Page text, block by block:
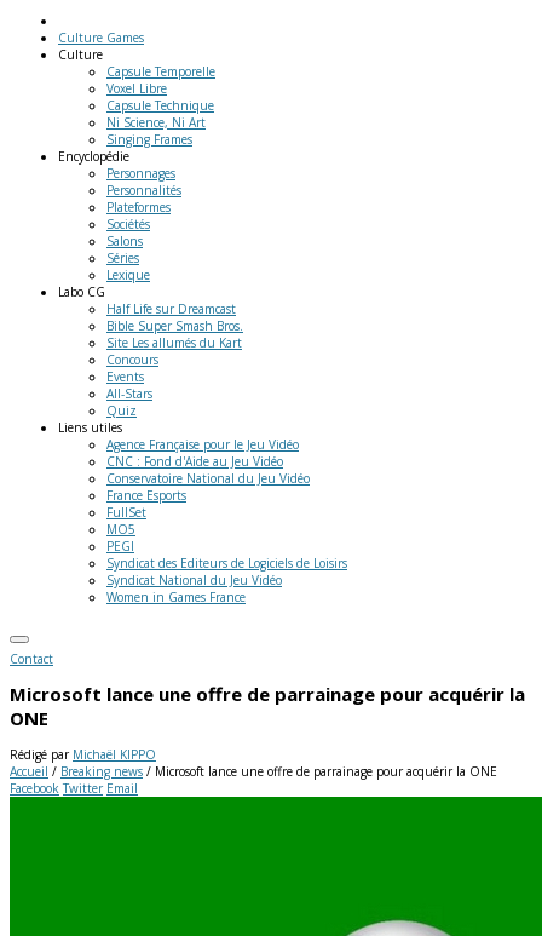
Culture Games
Culture
Capsule Temporelle
Voxel Libre
Capsule Technique
Ni Science, Ni Art
Singing Frames
Encyclopédie
Personnages
Personnalités
Plateformes
Sociétés
Salons
Séries
Lexique
Labo CG
Half Life sur Dreamcast
Bible Super Smash Bros.
Site Les allumés du Kart
Concours
Events
All-Stars
Quiz
Liens utiles
Agence Française pour le Jeu Vidéo
CNC : Fond d'Aide au Jeu Vidéo
Conservatoire National du Jeu Vidéo
France Esports
FullSet
MO5
PEGI
Syndicat des Editeurs de Logiciels de Loisirs
Syndicat National du Jeu Vidéo
Women in Games France
Contact
Microsoft lance une offre de parrainage pour acquérir la
ONE
Rédigé par Michaël KIPPO
Accueil / Breaking news / Microsoft lance une offre de parrainage pour acquérir la ONE
Facebook Twitter Email